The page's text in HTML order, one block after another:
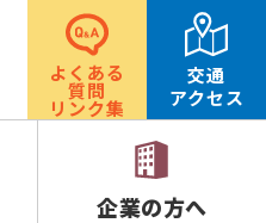
よくある
質問
リンク集
交通
アクセス
企業の方へ